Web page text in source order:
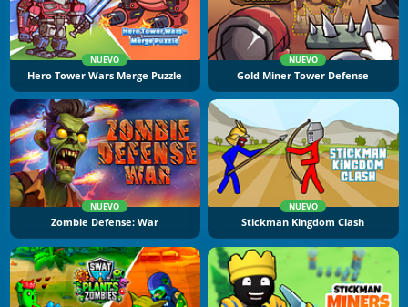
NUEVO
Hero Tower Wars Merge Puzzle
NUEVO
Gold Miner Tower Defense
NUEVO
Zombie Defense: War
NUEVO
Stickman Kingdom Clash